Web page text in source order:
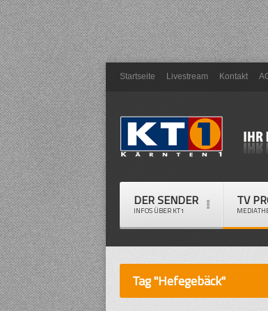
Startseite Livestream Kontakt
DER SENDER
INFOS ÜBER KT1
TV
Tag "Hefegebäck"